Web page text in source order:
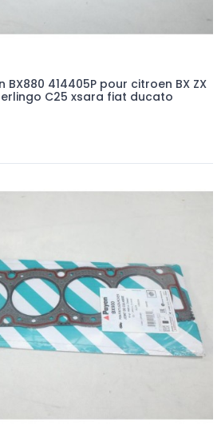
414405P pour citroen BX ZX
C25 xsara fiat ducato